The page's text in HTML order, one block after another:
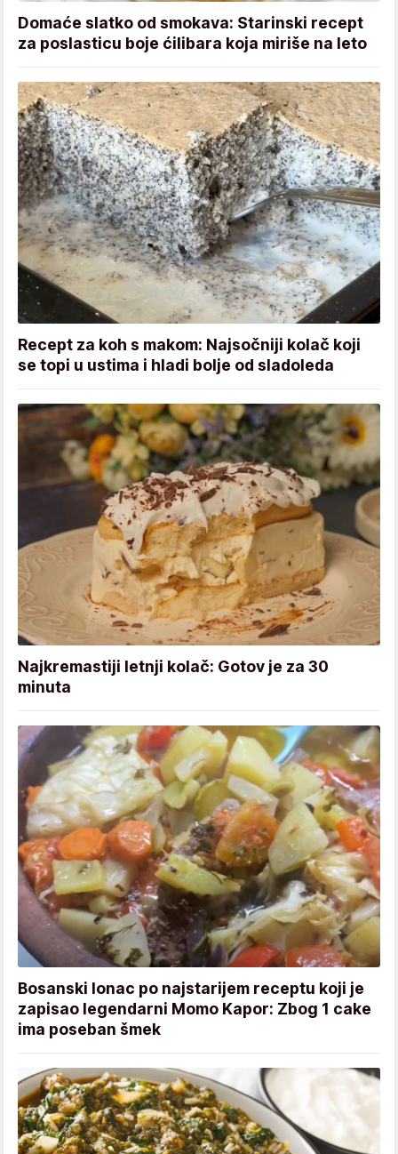
Domaće slatko od smokava: Starinski recept
za poslasticu boje ćilibara koja miriše na leto
Recept za koh s makom: Najsočniji kolač koji
se topi u ustima i hladi bolje od sladoleda
Najkremastiji letnji kolač: Gotov je za 30
minuta
Bosanski lonac po najstarijem receptu koji je
zapisao legendarni Momo Kapor: Zbog 1 cake
ima poseban šmek